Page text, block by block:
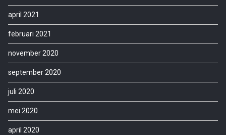
april 2021
februari 2021
november 2020
september 2020
juli 2020
mei 2020
april 2020